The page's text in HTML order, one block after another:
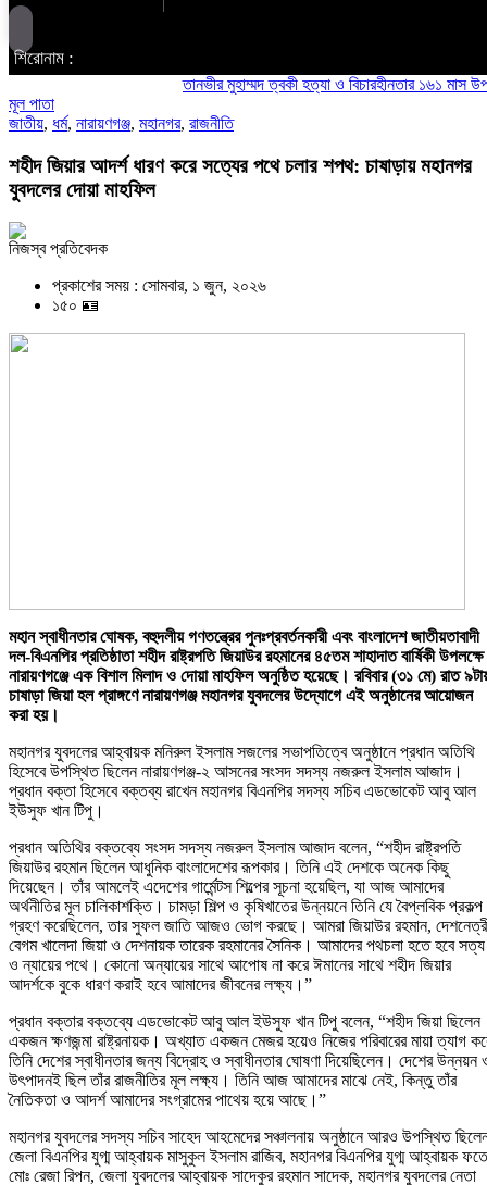
শিরোনাম :
তানভীর মুহাম্মদ ত্বকী হত্যা ও বিচারহীনতার ১৬১ মাস
মূল পাতা
জাতীয়, ধর্ম, নারায়ণগঞ্জ, মহানগর, রাজনীতি
শহীদ জিয়ার আদর্শ ধারণ করে সত্যের পথে চলার শপথ: চাষাড়ায় মহানগর
যুবদলের দোয়া মাহফিল
নিজস্ব প্রতিবেদক
প্রকাশের সময় : সোমবার, ১ জুন, ২০২৬
১৫০ 🪪
মহান স্বাধীনতার ঘোষক, বহুদলীয় গণতন্ত্রের পুনঃপ্রবর্তনকারী এবং বাংলাদেশ জাতীয়তাবাদী
দল-বিএনপির প্রতিষ্ঠাতা শহীদ রাষ্ট্রপতি জিয়াউর রহমানের ৪৫তম শাহাদাত বার্ষিকী উপলক্ষে
নারায়ণগঞ্জে এক বিশাল মিলাদ ও দোয়া মাহফিল অনুষ্ঠিত হয়েছে। রবিবার (৩১ মে) রাত
চাষাড়া জিয়া হল প্রাঙ্গণে নারায়ণগঞ্জ মহানগর যুবদলের উদ্যোগে এই অনুষ্ঠানের আয়োজন
করা হয়।
মহানগর যুবদলের আহ্বায়ক মনিরুল ইসলাম সজলের সভাপতিত্বে অনুষ্ঠানে প্রধান অতিথি
হিসেবে উপস্থিত ছিলেন নারায়ণগঞ্জ-২ আসনের সংসদ সদস্য নজরুল ইসলাম আজাদ।
প্রধান বক্তা হিসেবে বক্তব্য রাখেন মহানগর বিএনপির সদস্য সচিব এডভোকেট আবু আল
ইউসুফ খান টিপু।
প্রধান অতিথির বক্তব্যে সংসদ সদস্য নজরুল ইসলাম আজাদ বলেন, “শহীদ রাষ্ট্রপতি
জিয়াউর রহমান ছিলেন আধুনিক বাংলাদেশের রূপকার। তিনি এই দেশকে অনেক কিছু
দিয়েছেন। তাঁর আমলেই এদেশের গার্মেন্টস শিল্পের সূচনা হয়েছিল, যা আজ আমাদের
অর্থনীতির মূল চালিকাশক্তি। চামড়া শিল্প ও কৃষিখাতের উন্নয়নে তিনি যে বৈপ্লবিক প্রকল্প
গ্রহণ করেছিলেন, তার সুফল জাতি আজও ভোগ করছে। আমরা জিয়াউর রহমান,
বেগম খালেদা জিয়া ও দেশনায়ক তারেক রহমানের সৈনিক। আমাদের পথচলা হতে হবে সত্য
ও ন্যায়ের পথে। কোনো অন্যায়ের সাথে আপোষ না করে ঈমানের সাথে শহীদ জিয়ার
আদর্শকে বুকে ধারণ করাই হবে আমাদের জীবনের লক্ষ্য।”
প্রধান বক্তার বক্তব্যে এডভোকেট আবু আল ইউসুফ খান টিপু বলেন, “শহীদ জিয়া ছিলেন
একজন ক্ষণজন্মা রাষ্ট্রনায়ক। অখ্যাত একজন মেজর হয়েও নিজের পরিবারের মায়া ত্যাগ
তিনি দেশের স্বাধীনতার জন্য বিদ্রোহ ও স্বাধীনতার ঘোষণা দিয়েছিলেন। দেশের উন্নয়ন
উৎপাদনই ছিল তাঁর রাজনীতির মূল লক্ষ্য। তিনি আজ আমাদের মাঝে নেই, কিন্তু তাঁর
নৈতিকতা ও আদর্শ আমাদের সংগ্রামের পাথেয় হয়ে আছে।”
মহানগর যুবদলের সদস্য সচিব সাহেদ আহমেদের সঞ্চালনায় অনুষ্ঠানে আরও উপস্থিত
জেলা বিএনপির যুগ্ম আহ্বায়ক মাসুকুল ইসলাম রাজিব, মহানগর বিএনপির যুগ্ম আহ্বায়ক
মোঃ রেজা রিপন, জেলা যুবদলের আহ্বায়ক সাদেকুর রহমান সাদেক, মহানগর যুবদলের নেতা